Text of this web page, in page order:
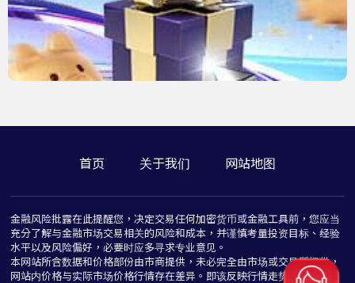
首页 关于我们 网站地图
金融风险批露在此提醒您，决定交易任何加密货币或金融工具前，您应当
充分了解与金融市场交易相关的风险和成本，并谨慎考量投资目标、经验
水平以及风险偏好，必要时应多寻求专业意见。
本网站所含数据和价格部份由市商提供，未必完全由市场或交易所提供，
网站内价格与实际市场价格行情存在差异。即该反映行情走势价格仅为指